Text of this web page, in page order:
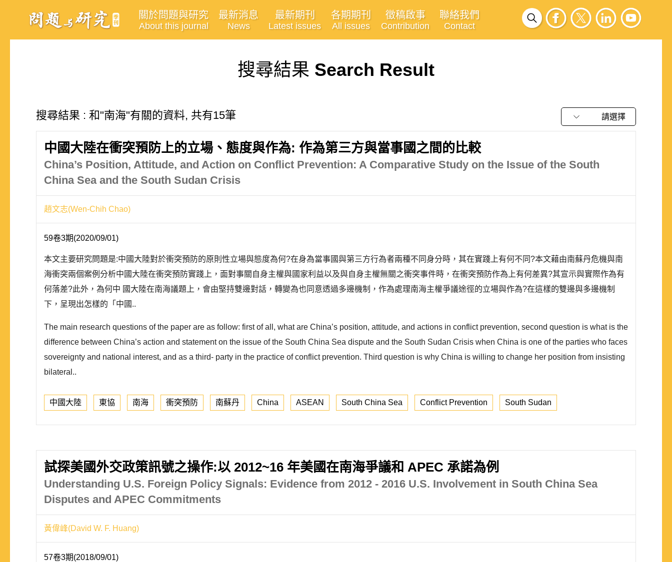
關於問題與研究
About this journal
最新消息
News
最新期刊
Latest issues
各期期刊
All issues
徵稿啟事
Contribution
聯絡我們
Contact
搜尋結果 Search Result
搜尋結果 : 和"南海"有關的資料, 共有15筆 請選擇
中國大陸在衝突預防上的立場、態度與作為: 作為第三方與當事國之間的比較
China’s Position, Attitude, and Action on Conflict Prevention: A Comparative Study on the Issue of the South
China Sea and the South Sudan Crisis
趙文志(Wen-Chih Chao)
59卷3期(2020/09/01)
本文主要研究問題是:中國大陸對於衝突預防的原則性立場與態度為何?在身為當事國與第三方行為者兩種不同身分時，其在實踐上有何不同?本文藉由南蘇丹危機與南
海衝突兩個案例分析中國大陸在衝突預防實踐上，面對事關自身主權與國家利益以及與自身主權無關之衝突事件時，在衝突預防作為上有何差異?其宣示與實際作為有
何落差?此外，為何中 國大陸在南海議題上，會由堅持雙邊對話，轉變為也同意透過多邊機制，作為處理南海主權爭議途徑的立場與作為?在這樣的雙邊與多邊機制
下，呈現出怎樣的「中國..
The main research questions of the paper are as follow: first of all, what are China’s position, attitude, and actions in conflict prevention, second question is what is the
difference between China’s action and statement on the issue of the South China Sea dispute and the South Sudan Crisis when China is one of the parties who faces
sovereignty and national interest, and as a third- party in the practice of conflict prevention. Third question is why China is willing to change her position from insisting
bilateral..
中國大陸 東協 南海 衝突預防 南蘇丹 China ASEAN South China Sea Conflict Prevention South Sudan
試探美國外交政策訊號之操作:以 2012~16 年美國在南海爭議和 APEC 承諾為例
Understanding U.S. Foreign Policy Signals: Evidence from 2012 - 2016 U.S. Involvement in South China Sea
Disputes and APEC Commitments
黃偉峰(David W. F. Huang)
57卷3期(2018/09/01)